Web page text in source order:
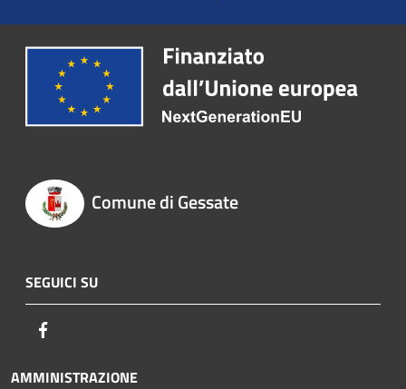
Comune di Gessate
SEGUICI SU
AMMINISTRAZIONE